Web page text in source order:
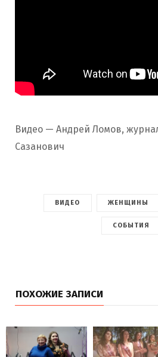
Видео — Андрей Ломов,
Сазанович
ВИДЕО ЖЕНЩИНЫ
СОБЫТИЯ
ПОХОЖИЕ ЗАПИСИ